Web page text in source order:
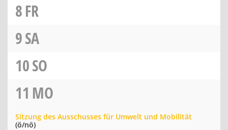
8FR
9SA
10SO
11 MO
Sitzung des Ausschusses für Umwelt und Mobilität
(ö/nö)